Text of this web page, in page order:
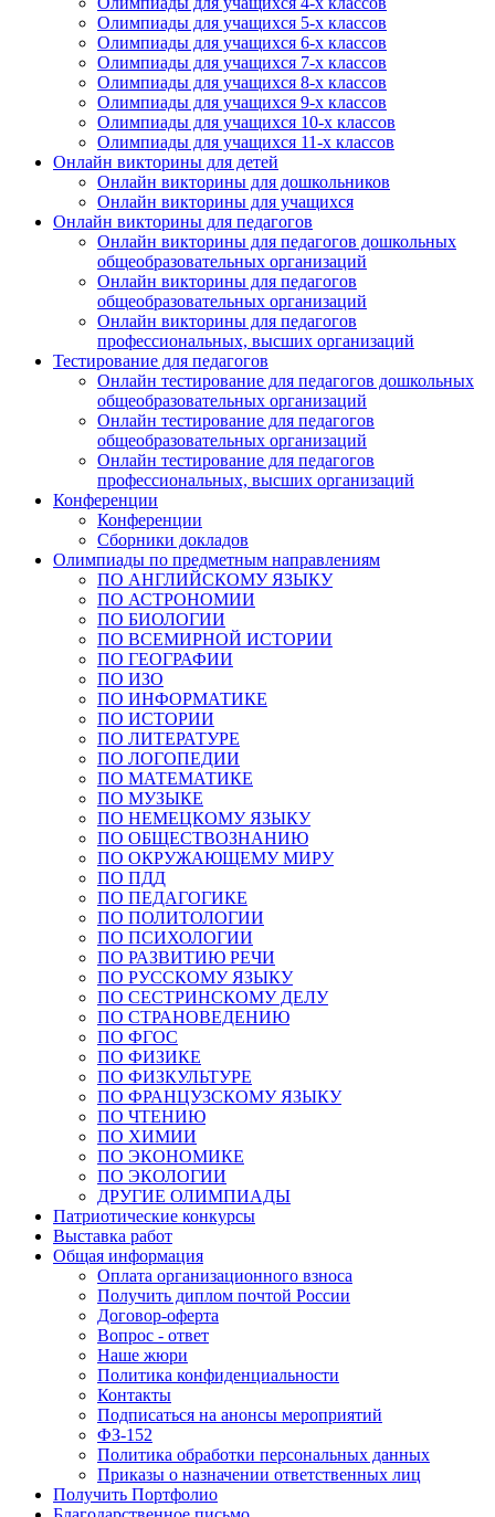
Олимпиады для учащихся 5-х классов
Олимпиады для учащихся 6-х классов
Олимпиады для учащихся 7-х классов
Олимпиады для учащихся 8-х классов
Олимпиады для учащихся 9-х классов
Олимпиады для учащихся 10-х классов
Олимпиады для учащихся 11-х классов
Онлайн викторины для детей
Онлайн викторины для дошкольников
Онлайн викторины для учащихся
Онлайн викторины для педагогов
Онлайн викторины для педагогов дошкольных
общеобразовательных организаций
Онлайн викторины для педагогов
общеобразовательных организаций
Онлайн викторины для педагогов
профессиональных, высших организаций
Тестирование для педагогов
Онлайн тестирование для педагогов дошкольных
общеобразовательных организаций
Онлайн тестирование для педагогов
общеобразовательных организаций
Онлайн тестирование для педагогов
профессиональных, высших организаций
Конференции
Конференции
Сборники докладов
Олимпиады по предметным направлениям
ПО АНГЛИЙСКОМУ ЯЗЫКУ
ПО АСТРОНОМИИ
ПО БИОЛОГИИ
ПО ВСЕМИРНОЙ ИСТОРИИ
ПО ГЕОГРАФИИ
ПО ИЗО
ПО ИНФОРМАТИКЕ
ПО ИСТОРИИ
ПО ЛИТЕРАТУРЕ
ПО ЛОГОПЕДИИ
ПО МАТЕМАТИКЕ
ПО МУЗЫКЕ
ПО НЕМЕЦКОМУ ЯЗЫКУ
ПО ОБЩЕСТВОЗНАНИЮ
ПО ОКРУЖАЮЩЕМУ МИРУ
ПО ПДД
ПО ПЕДАГОГИКЕ
ПО ПОЛИТОЛОГИИ
ПО ПСИХОЛОГИИ
ПО РАЗВИТИЮ РЕЧИ
ПО РУССКОМУ ЯЗЫКУ
ПО СЕСТРИНСКОМУ ДЕЛУ
ПО СТРАНОВЕДЕНИЮ
ПО ФГОС
ПО ФИЗИКЕ
ПО ФИЗКУЛЬТУРЕ
ПО ФРАНЦУЗСКОМУ ЯЗЫКУ
ПО ЧТЕНИЮ
ПО ХИМИИ
ПО ЭКОНОМИКЕ
ПО ЭКОЛОГИИ
ДРУГИЕ ОЛИМПИАДЫ
Патриотические конкурсы
Выставка работ
Общая информация
Оплата организационного взноса
Получить диплом почтой России
Договор-оферта
Вопрос - ответ
Наше жюри
Политика конфиденциальности
Контакты
Подписаться на анонсы мероприятий
ФЗ-152
Политика обработки персональных данных
Приказы о назначении ответственных лиц
Получить Портфолио